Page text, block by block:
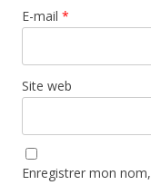
E-mail *
Site web
Enregistrer mon